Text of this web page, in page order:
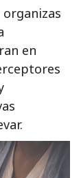
organizas
en